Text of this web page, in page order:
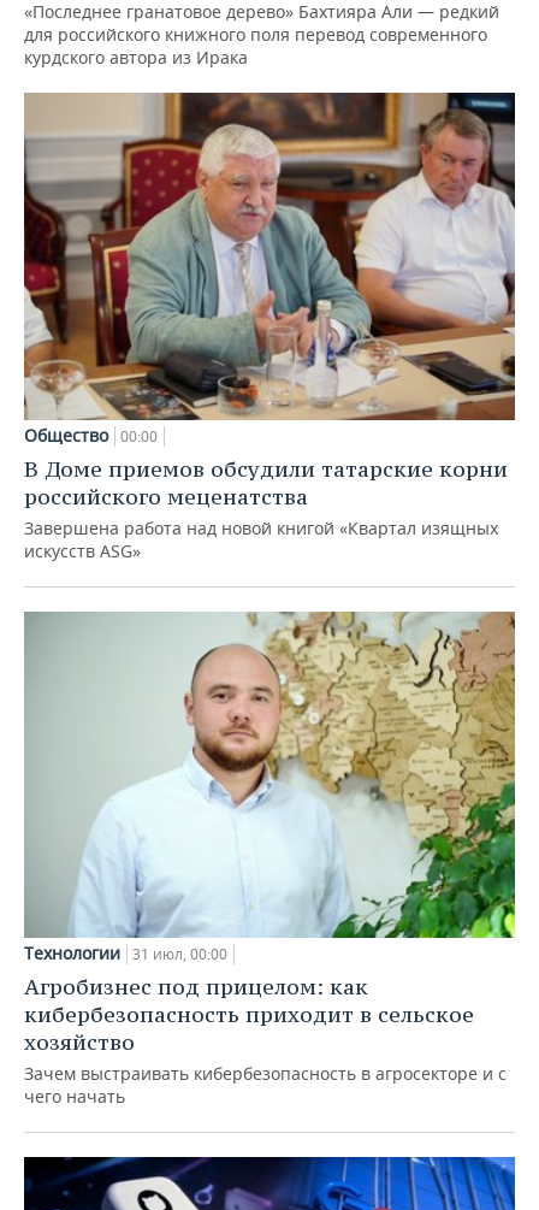
«Последнее гранатовое дерево» Бахтияра Али — редкий
для российского книжного поля перевод современного
курдского автора из Ирака
Общество 00:00
В Доме приемов обсудили татарские корни
российского меценатства
Завершена работа над новой книгой «Квартал изящных
искусств ASG»
Технологии 31 июл, 00:00
Агробизнес под прицелом: как
кибербезопасность приходит в сельское
хозяйство
Зачем выстраивать кибербезопасность в агросекторе и с
чего начать